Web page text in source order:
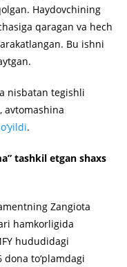
Haydovchining
qaragan va hech
Bu ishni
nisbatan tegishli
avtomashina
.
tashkil etgan shaxs
Zangiota
hamkorligida
hududidagi
dona to‘plamdagi